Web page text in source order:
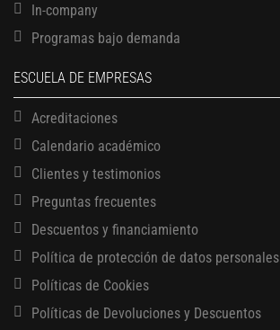
In-company
Programas bajo demanda
ESCUELA DE EMPRESAS
Acreditaciones
Calendario académico
Clientes y testimonios
Preguntas frecuentes
Descuentos y financiamiento
Política de protección de datos personales
Políticas de Cookies
Políticas de Devoluciones y Descuentos
13 AGOSTO, 2026
Finanzas para no financieros